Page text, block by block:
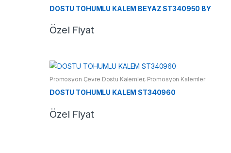
DOSTU TOHUMLU KALEM BEYAZ ST340950 BY
Özel Fiyat
Promosyon Çevre Dostu Kalemler, Promosyon Kalemler
DOSTU TOHUMLU KALEM ST340960
Özel Fiyat